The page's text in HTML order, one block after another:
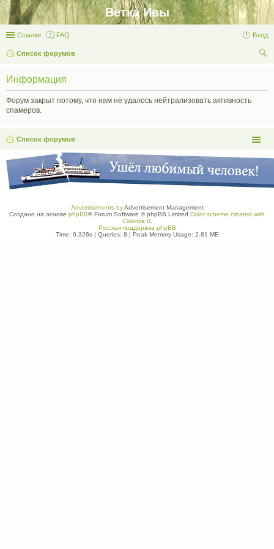
Ветка Ивы
Ссылки FAQ Вход
Список форумов
Информация
Форум закрыт потому, что нам не удалось нейтрализовать активность
спамеров.
Список форумов
Advertisements byAdvertisement Management
Создано на основе phpBB® Forum Software © phpBB Limited Color scheme created with
Colorize It.
Русская поддержка phpBB
Time: 0.326s| Queries: 8 | Peak Memory Usage: 2.81 МБ